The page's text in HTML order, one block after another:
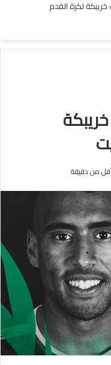
من دقيقة